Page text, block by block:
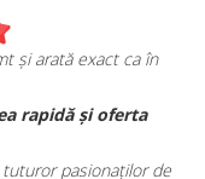
și arată exact ca în
rapidă și oferta
pasionaților de